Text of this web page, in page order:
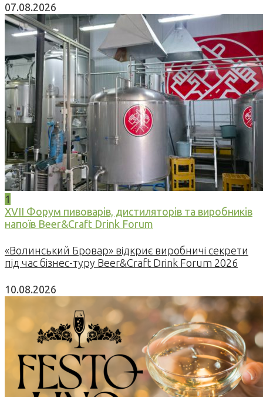
07.08.2026
1
XVII Форум пивоварів, дистиляторів та виробників
напоїв Beer&Craft Drink Forum
«Волинський Бровар» відкриє виробничі секрети
під час бізнес-туру Beer&Craft Drink Forum 2026
10.08.2026